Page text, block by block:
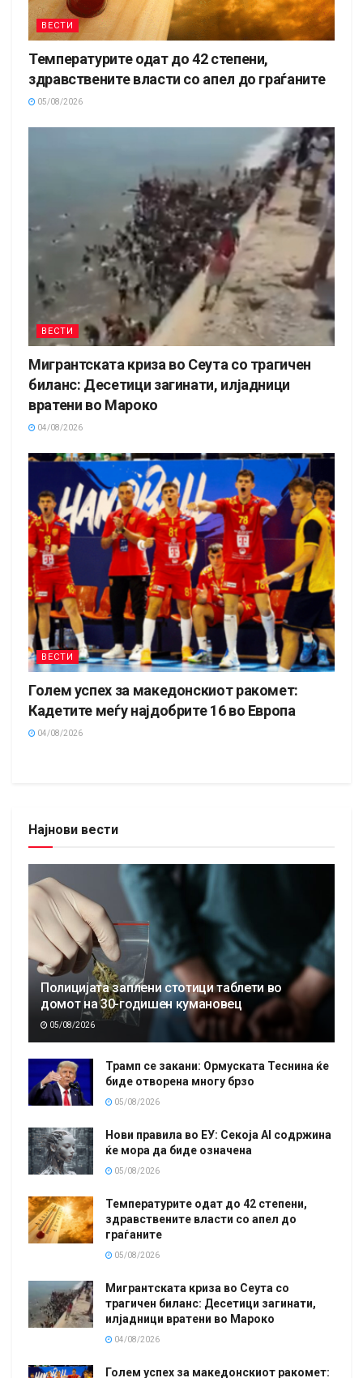
ВЕСТИ
Температурите одат до 42 степени,
здравствените власти со апел до граѓаните
05/08/2026
ВЕСТИ
Мигрантската криза во Сеута со трагичен
биланс: Десетици загинати, илјадници
вратени во Мароко
04/08/2026
ВЕСТИ
Голем успех за македонскиот ракомет:
Кадетите меѓу најдобрите 16 во Европа
04/08/2026
Најнови вести
Полицијата заплени стотици таблети во
домот на 30-годишен кумановец
05/08/2026
Трамп се закани: Ормуската Теснина ќе
биде отворена многу брзо
05/08/2026
Нови правила во ЕУ: Секоја AI содржина
ќе мора да биде означена
05/08/2026
Температурите одат до 42 степени,
здравствените власти со апел до
граѓаните
05/08/2026
Мигрантската криза во Сеута со
трагичен биланс: Десетици загинати,
илјадници вратени во Мароко
04/08/2026
Голем успех за македонскиот ракомет: